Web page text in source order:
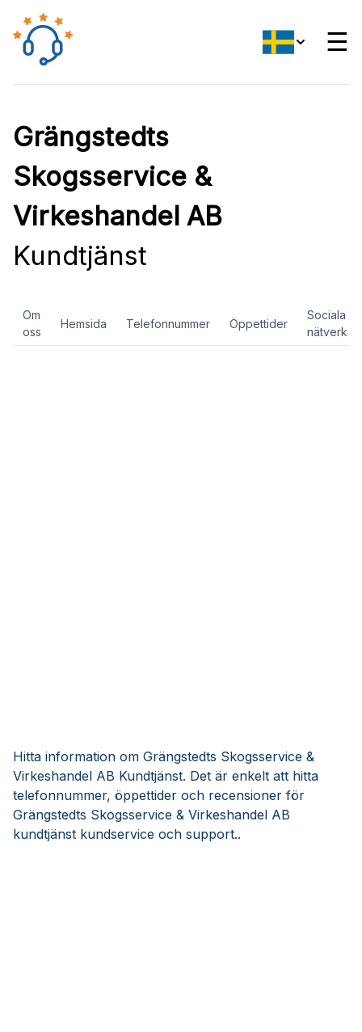
☰
Grängstedts
Skogsservice &
Virkeshandel AB
Kundtjänst
Om
oss
Hemsida Telefonnummer Öppettider
Sociala
nätverk
Hitta information om Grängstedts Skogsservice &
Virkeshandel AB Kundtjänst. Det är enkelt att hitta
telefonnummer, öppettider och recensioner för
Grängstedts Skogsservice & Virkeshandel AB
kundtjänst kundservice och support..